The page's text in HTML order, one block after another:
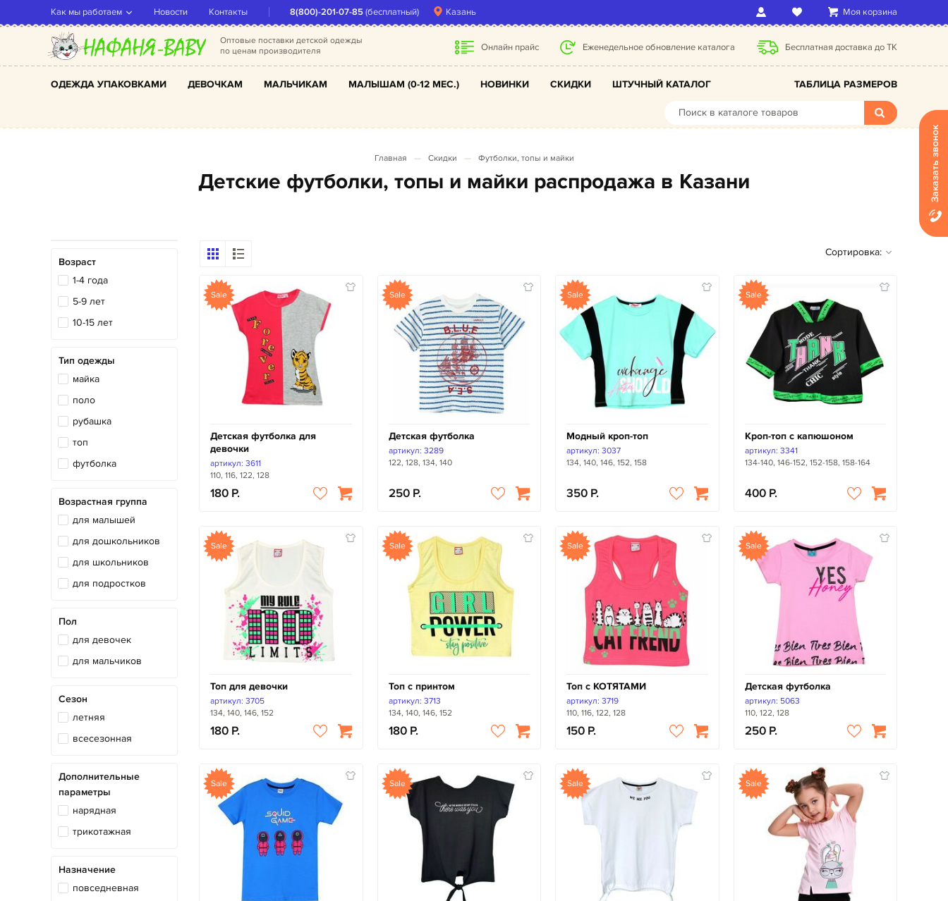
Моя корзина
Оптовые поставки детской одежды
по ценам производителя
Онлайн прайс Еженедельное обновление каталога Бесплатная доставка до ТК
ОДЕЖДА УПАКОВКАМИ ДЕВОЧКАМ МАЛЬЧИКАМ МАЛЫШАМ (0-12 МЕС.) НОВИНКИ СКИДКИ ШТУЧНЫЙ КАТАЛОГ ТАБЛИЦА РАЗМЕРОВ
Казань
8(800)-201-07-85(бесплатный)
Как мы работаем Новости Контакты
Главная Скидки Футболки, топы и майки
Детские футболки, топы и майки распродажа в Казани
Возраст
1-4 года
5-9 лет
10-15 лет
Тип одежды
майка
поло
рубашка
топ
футболка
Возрастная группа
для малышей
для дошкольников
для школьников
для подростков
Пол
для девочек
для мальчиков
Сезон
летняя
всесезонная
Дополнительные
параметры
нарядная
трикотажная
Назначение
повседневная
Сортировка:
Sale
Детская футболка для
девочки
артикул: 3611
110, 116, 122, 128
180
Sale
Детская футболка
артикул: 3289
122, 128, 134, 140
250
Sale
Модный кроп-топ
артикул: 3037
134, 140, 146, 152, 158
350
Sale
Кроп-топ с капюшоном
артикул: 3341
134-140, 146-152, 152-158, 158-164
400
Sale
Топ для девочки
артикул: 3705
134, 140, 146, 152
180
Sale
Топ с принтом
артикул: 3713
134, 140, 146, 152
180
Sale
Топ с КОТЯТАМИ
артикул: 3719
110, 116, 122, 128
150
Sale
Детская футболка
артикул: 5063
110, 122, 128
250
Sale Sale Sale Sale
Заказать звонок